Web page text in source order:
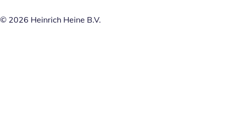
© 2026 Heinrich Heine B.V.